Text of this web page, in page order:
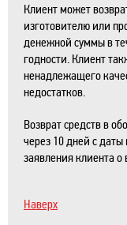
Клиент может
изготовителю или
денежной суммы в
годности. Клиент
ненадлежащего
недостатков.
Возврат средств в
через 10 дней с
заявления клиента о
Наверх